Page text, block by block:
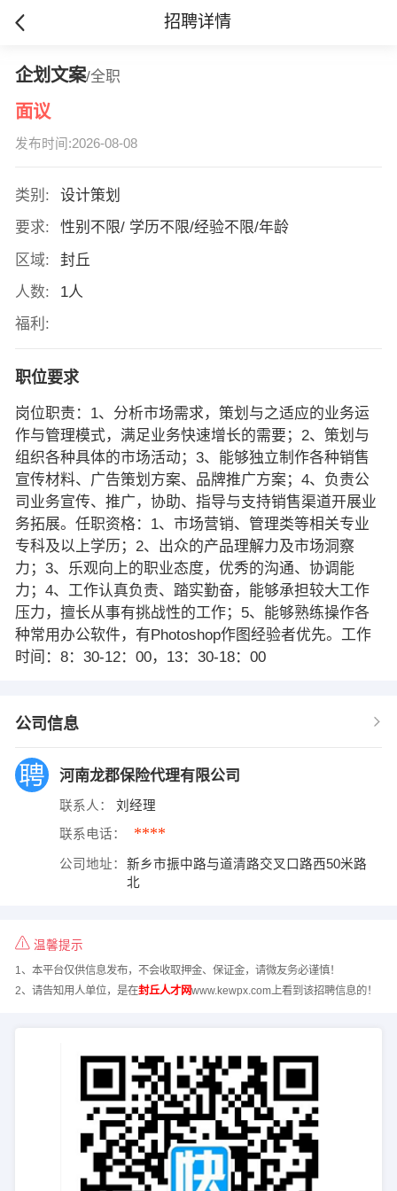
招聘详情
企划文案/全职
面议
发布时间:2026-08-08
类别:
设计策划
要求:
性别不限/ 学历不限/经验不限/年龄
区域:
封丘
人数:
1人
福利:
职位要求
岗位职责：1、分析市场需求，策划与之适应的业务运
作与管理模式，满足业务快速增长的需要；2、策划与
组织各种具体的市场活动；3、能够独立制作各种销售
宣传材料、广告策划方案、品牌推广方案；4、负责公
司业务宣传、推广，协助、指导与支持销售渠道开展业
务拓展。任职资格：1、市场营销、管理类等相关专业
专科及以上学历；2、出众的产品理解力及市场洞察
力；3、乐观向上的职业态度，优秀的沟通、协调能
力；4、工作认真负责、踏实勤奋，能够承担较大工作
压力，擅长从事有挑战性的工作；5、能够熟练操作各
种常用办公软件，有Photoshop作图经验者优先。工作
时间：8：30-12：00，13：30-18：00
公司信息
河南龙郡保险代理有限公司
联系人： 刘经理
联系电话： ****
公司地址：
新乡市振中路与道清路交叉口路西50米路
北
温馨提示
1、本平台仅供信息发布，不会收取押金、保证金，请微友务必谨慎！
2、请告知用人单位，是在封丘人才网www.kewpx.com上看到该招聘信息的！